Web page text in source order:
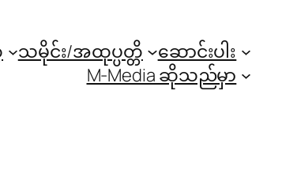
သမိုင်း/အထုပ္ပတ္တိ
ဆောင်းပါး
M-Media ဆိုသည်မှာ